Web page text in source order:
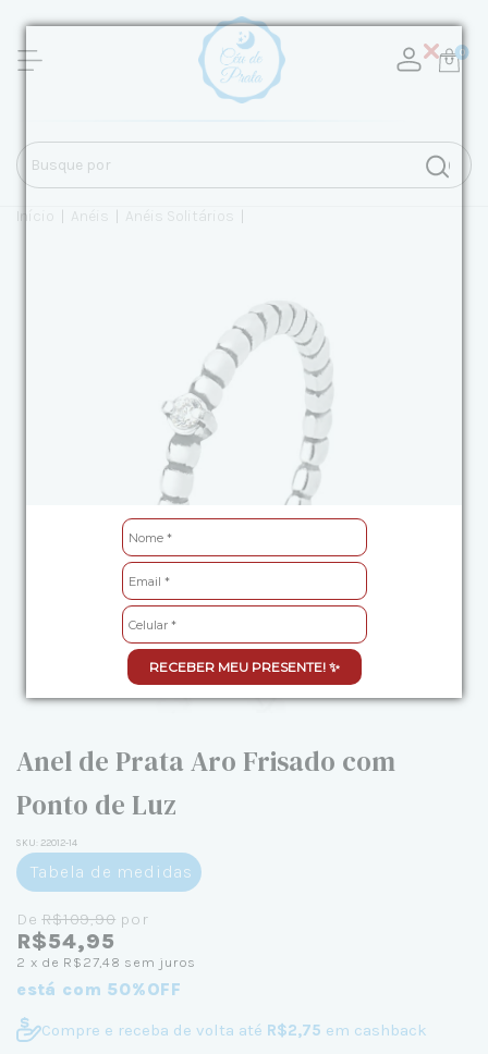
RECEBER MEU PRESENTE! ✨
0
Início Anéis Anéis Solitários
Anel de Prata Aro Frisado com
Ponto de Luz
SKU: 22012-14
Tabela de medidas
DeR$109,90 por
R$54,95
2 x de R$27,48 sem juros
está com 50%OFF
Compre e receba de volta até R$2,75 em cashback